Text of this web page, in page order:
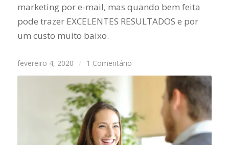
marketing por e-mail, mas quando bem feita
pode trazer EXCELENTES RESULTADOS e por
um custo muito baixo.
fevereiro 4, 2020 / 1 Comentário